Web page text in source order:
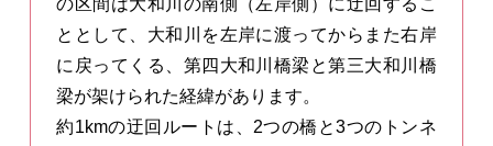
ととして、大和川を左岸に渡ってからまた右岸
に戻ってくる、第四大和川橋梁と第三大和川橋
梁が架けられた経緯があります。
約1kmの迂回ルートは、2つの橋と3つのトンネ